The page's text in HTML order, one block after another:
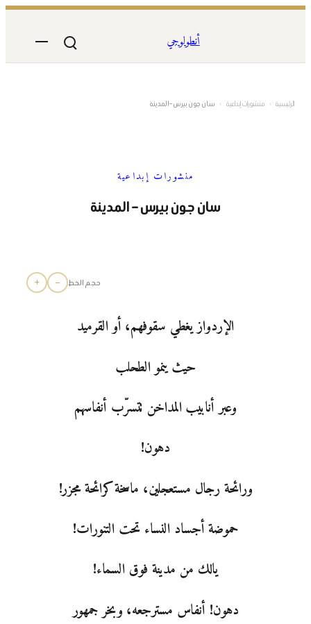
المحتوى
أنطولوجي
الرئيسية › منشورات إبداعية › سان جون بيرس – المدينة
منشورات إبداعية
سان جون بيرس – المدينة
حجم الخط −
+
الإردواز يغطي سقوفهم، أو القرميد
حيث ينمو الطحلب
وعبر أنابيب المداخن تتسرّب أنفاسهم
دهون!
ورائحة رجال مستعجلين، ماسخة كرائحة مجزر!
حموضة أجساد النساء تحت التنورات!
يالك من مدينة فوق السماء!
دهون! أنفاس مسترجعه، وبخر جمهور